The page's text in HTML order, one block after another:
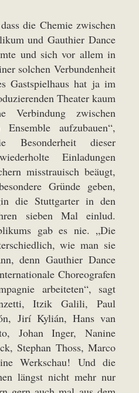
die Chemie zwischen
und Gauthier Dance
und sich vor allem in
solchen Verbundenheit
Gastspielhaus hat ja im
Theater kaum
Verbindung zwischen
aufzubauen“,
Besonderheit dieser
Einladungen
misstrauisch beäugt,
Gründe geben,
die Stuttgarter in den
sieben Mal einlud.
gab es nie. „Die
wie man sie
denn Gauthier Dance
Choreografen
arbeiteten“, sagt
Itzik Galili, Paul
Jirí Kylián, Hans van
Johan Inger, Nanine
Stephan Thoss, Marco
Werkschau! Und die
längst nicht mehr nur